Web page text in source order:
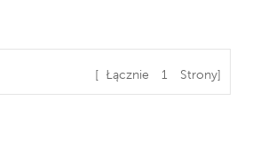
[ Łącznie 1 Strony]